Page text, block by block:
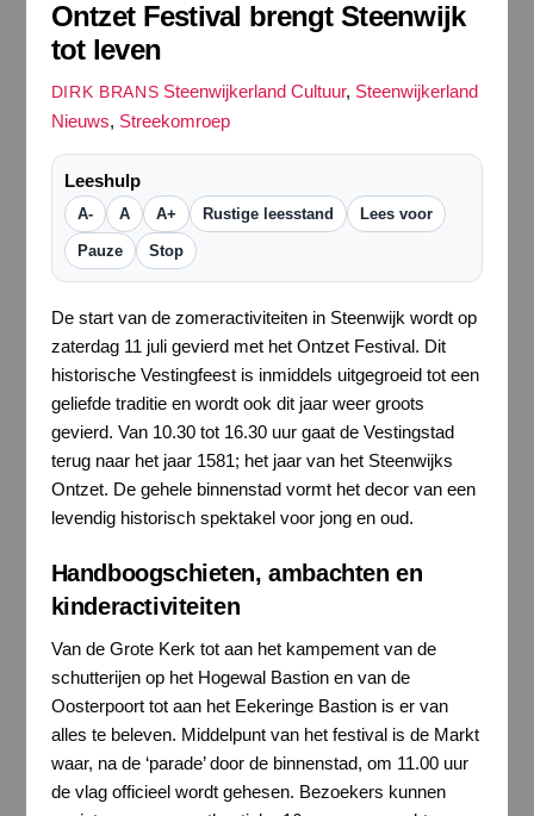
Ontzet Festival brengt Steenwijk
tot leven
DIRK BRANS Steenwijkerland Cultuur, Steenwijkerland
Nieuws, Streekomroep
Leeshulp
A- A A+ Rustige leesstand Lees voor
Pauze Stop
De start van de zomeractiviteiten in Steenwijk wordt op
zaterdag 11 juli gevierd met het Ontzet Festival. Dit
historische Vestingfeest is inmiddels uitgegroeid tot een
geliefde traditie en wordt ook dit jaar weer groots
gevierd. Van 10.30 tot 16.30 uur gaat de Vestingstad
terug naar het jaar 1581; het jaar van het Steenwijks
Ontzet. De gehele binnenstad vormt het decor van een
levendig historisch spektakel voor jong en oud.
Handboogschieten, ambachten en
kinderactiviteiten
Van de Grote Kerk tot aan het kampement van de
schutterijen op het Hogewal Bastion en van de
Oosterpoort tot aan het Eekeringe Bastion is er van
alles te beleven. Middelpunt van het festival is de Markt
waar, na de ‘parade’ door de binnenstad, om 11.00 uur
de vlag officieel wordt gehesen. Bezoekers kunnen